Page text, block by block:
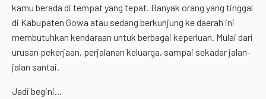
kamu berada di tempat yang tepat. Banyak orang yang tinggal
di Kabupaten Gowa atau sedang berkunjung ke daerah ini
membutuhkan kendaraan untuk berbagai keperluan. Mulai dari
urusan pekerjaan, perjalanan keluarga, sampai sekadar jalan-
jalan santai.
Jadi begini…